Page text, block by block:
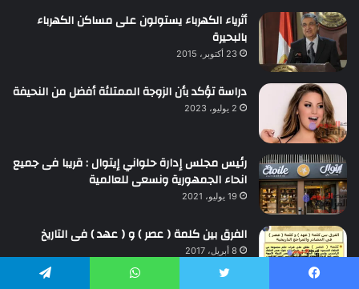
أثرياء الكهرباء يستولون على مساكن الكهرباء
بالبحيرة
23 أكتوبر، 2015
دراسة تؤكد بأن الزوجة الممتلئة أفضل من النحيفة
2 يوليو، 2023
رئيس مجلس إدارة حلواني إيتوال : قريبا فى جميع
انحاء الجمهورية ونسعى للعالمية
19 يوليو، 2021
الفرق بين كلمة ( عصر ) و ( عهد ) فى التاريخ
8 أبريل، 2017